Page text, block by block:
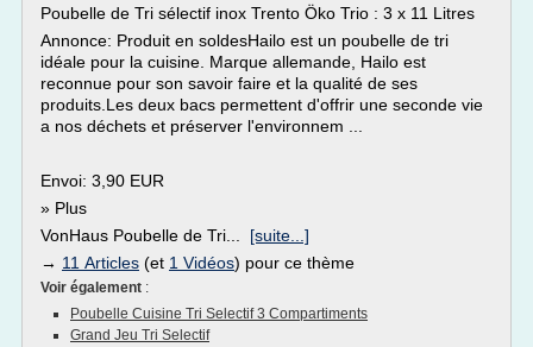
Poubelle de Tri sélectif inox Trento Öko Trio : 3 x 11 Litres
Annonce: Produit en soldesHailo est un poubelle de tri
idéale pour la cuisine. Marque allemande, Hailo est
reconnue pour son savoir faire et la qualité de ses
produits.Les deux bacs permettent d'offrir une seconde vie
a nos déchets et préserver l'environnem ...
Envoi: 3,90 EUR
» Plus
VonHaus Poubelle de Tri... [suite...]
→ 11 Articles (et 1 Vidéos) pour ce thème
Voir également :
Poubelle Cuisine Tri Selectif 3 Compartiments
Grand Jeu Tri Selectif